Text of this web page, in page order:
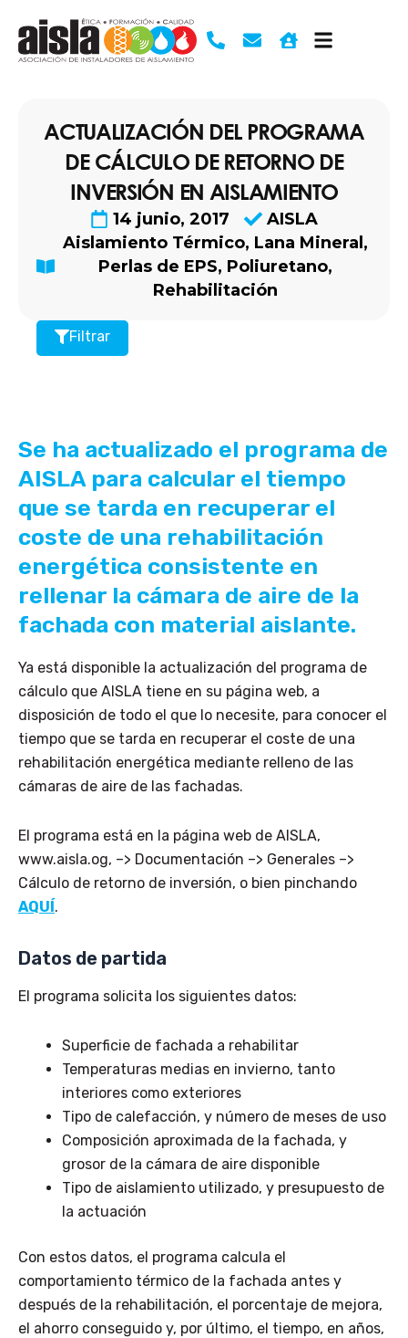
contenido
ACTUALIZACIÓN DEL PROGRAMA
DE CÁLCULO DE RETORNO DE
INVERSIÓN EN AISLAMIENTO
14 junio, 2017
AISLA
Aislamiento Térmico, Lana Mineral,
Perlas de EPS, Poliuretano,
Rehabilitación
Filtrar
Se ha actualizado el programa de
AISLA para calcular el tiempo
que se tarda en recuperar el
coste de una rehabilitación
energética consistente en
rellenar la cámara de aire de la
fachada con material aislante.
Ya está disponible la actualización del programa de
cálculo que AISLA tiene en su página web, a
disposición de todo el que lo necesite, para conocer el
tiempo que se tarda en recuperar el coste de una
rehabilitación energética mediante relleno de las
cámaras de aire de las fachadas.
El programa está en la página web de AISLA,
www.aisla.og, –> Documentación –> Generales –>
Cálculo de retorno de inversión, o bien pinchando
AQUÍ.
Datos de partida
El programa solicita los siguientes datos:
Superficie de fachada a rehabilitar
Temperaturas medias en invierno, tanto
interiores como exteriores
Tipo de calefacción, y número de meses de uso
Composición aproximada de la fachada, y
grosor de la cámara de aire disponible
Tipo de aislamiento utilizado, y presupuesto de
la actuación
Con estos datos, el programa calcula el
comportamiento térmico de la fachada antes y
después de la rehabilitación, el porcentaje de mejora,
el ahorro conseguido y, por último, el tiempo, en años,